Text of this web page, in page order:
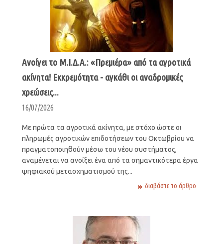
Ανοίγει το Μ.Ι.Δ.Α.: «Πρεμιέρα» από τα αγροτικά
ακίνητα! Εκκρεμότητα - αγκάθι οι αναδρομικές
χρεώσεις...
16/07/2026
Με πρώτα τα αγροτικά ακίνητα, με στόχο ώστε οι
πληρωμές αγροτικών επιδοτήσεων του Οκτωβρίου να
πραγματοποιηθούν μέσω του νέου συστήματος,
αναμένεται να ανοίξει ένα από τα σημαντικότερα έργα
ψηφιακού μετασχηματισμού της...
διαβάστε το άρθρο